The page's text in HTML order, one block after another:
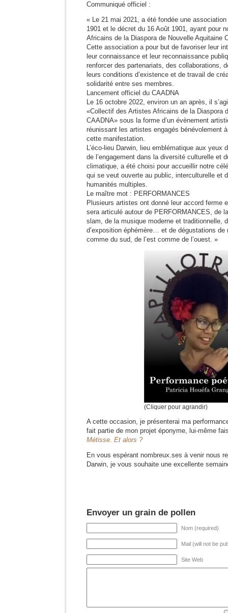
Communiqué officiel :
« Le 21 mai 2021, a été fondée une
1901 et le décret du 16 Août 1901, ayant pour
Africains de la Diaspora de Nouvelle Aquitaine
Cette association a pour but de favoriser leur
leur connaissance et leur reconnaissance
renforcer des partenariats, des collaborations,
leurs conditions d’existence et de travail de
solidarité entre ses membres.
Lancement officiel du CAADNA
Le 16 octobre 2022, environ un an après, il
«Collectif des Artistes Africains de la Diaspora
CAADNA» sous la forme d’un évènement
réunissant les artistes engagés bénévolement
cette manifestation.
L’éco-lieu Darwin, lieu emblématique aux yeux
de l’engagement dans la diversité culturelle et
climatique, a été choisi pour accueillir notre
qui se veut ouverte au public, interculturelle et
humanités multiples.
Le maître mot : PERFORMANCES
Plusieurs artistes ont donné leur accord ferme
sera articulé autour de PERFORMANCES, de
slam, de la musique moderne et traditionnelle,
d’exposition éphémère… et de dégustations de
comme du sud, de l’est comme de l’ouest. »
(Cliquer pour agrandir)
A cette occasion, je présenterai ma
fait partie de mon projet éponyme, lui-même
Métisse. Et alors ?
En vous espérant nombreux.ses à venir nous
Darwin, je vous souhaite une excellente
Envoyer un grain de pollen
Nom (required)
Mail (will not be
Site Web